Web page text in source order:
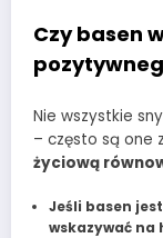
Czy basen
Nie wszystkie
– często są one
życiową
Jeśli basen
wskazywać na